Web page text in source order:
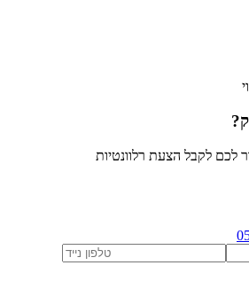
?
לכם לקבל הצעת רלוונטיות